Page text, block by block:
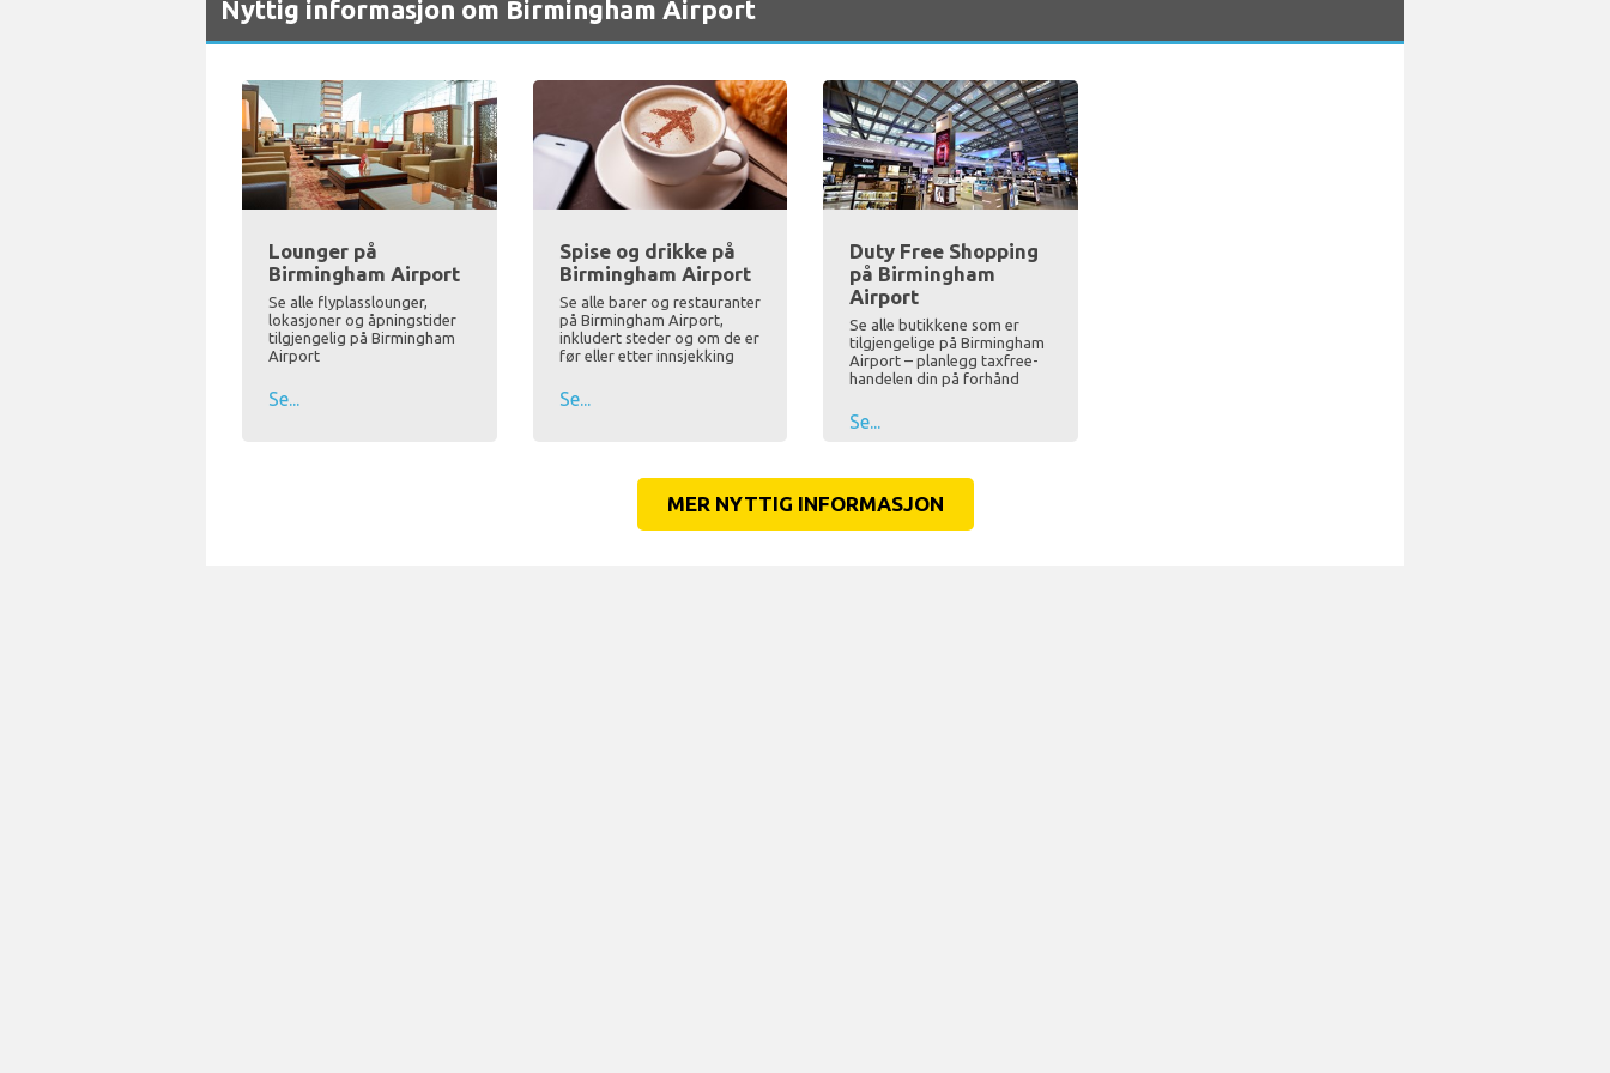
Nyttig informasjon om Birmingham Airport
Lounger på
Birmingham Airport
Se alle flyplasslounger,
lokasjoner og åpningstider
tilgjengelig på Birmingham
Airport
Se...
Spise og drikke på
Birmingham Airport
Se alle barer og restauranter
på Birmingham Airport,
inkludert steder og om de er
før eller etter innsjekking
Se...
Duty Free Shopping
på Birmingham
Airport
Se alle butikkene som er
tilgjengelige på Birmingham
Airport – planlegg taxfree-
handelen din på forhånd
Se...
MER NYTTIG INFORMASJON